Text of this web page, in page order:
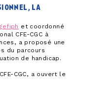
la
et coordonné
CFE-CGC à
a proposé une
du parcours
de handicap.
CGC, a ouvert le